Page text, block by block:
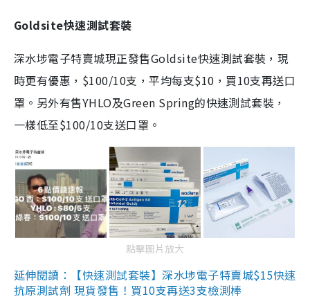
Goldsite快速測試套裝
深水埗電子特賣城現正發售Goldsite快速測試套裝，現
時更有優惠，$100/10支，平均每支$10，買10支再送口
罩。另外有售YHLO及Green Spring的快速測試套裝，
一樣低至$100/10支送口罩。
點擊圖片放大
延伸閱讀：【快速測試套裝】深水埗電子特賣城$15快速
抗原測試劑 現貨發售！買10支再送3支檢測棒